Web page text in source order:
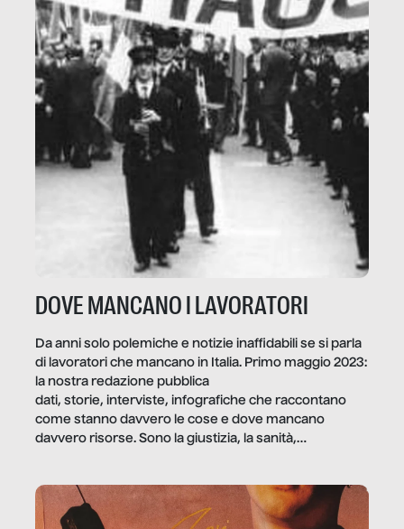
DOVE MANCANO I LAVORATORI
Da anni solo polemiche e notizie inaffidabili se si parla
di lavoratori che mancano in Italia. Primo maggio 2023:
la nostra redazione pubblica
dati, storie, interviste, infografiche che raccontano
come stanno davvero le cose e dove mancano
davvero risorse. Sono la giustizia, la sanità,